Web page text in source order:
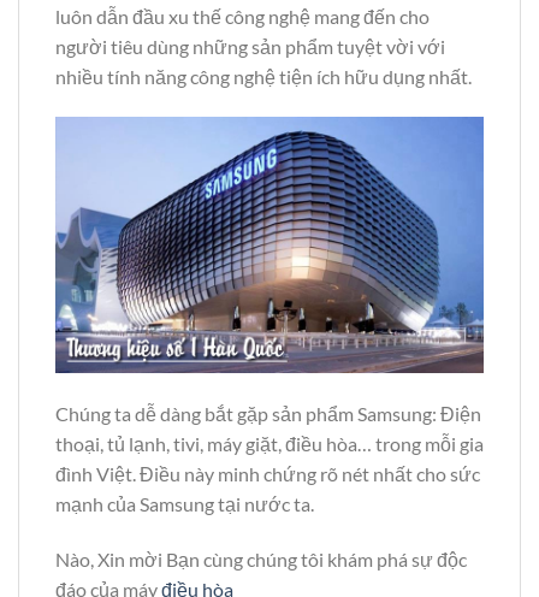
luôn dẫn đầu xu thế công nghệ mang đến cho
người tiêu dùng những sản phẩm tuyệt vời với
nhiều tính năng công nghệ tiện ích hữu dụng nhất.
Chúng ta dễ dàng bắt gặp sản phẩm Samsung: Điện
thoại, tủ lạnh, tivi, máy giặt, điều hòa… trong mỗi gia
đình Việt. Điều này minh chứng rõ nét nhất cho sức
mạnh của Samsung tại nước ta.
Nào, Xin mời Bạn cùng chúng tôi khám phá sự độc
đáo của máyđiều hòa